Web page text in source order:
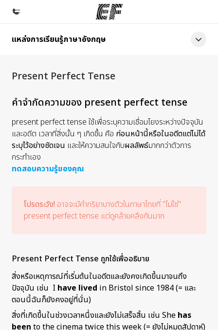
หน้าหลัก
โปรแกรม
ดูโปรแกรมทั้งหมด
สำนักงาน
ค้นหาสำนักงานที่ใกล้กับคุณ
เกี่ยวกับเรา
ประวัติองค์กร
ร่วมงานกับเรา
แหล่งการเรียนรู้ภาษาอังกฤษ
Present Perfect Tense
คำจำกัดความของ present perfect tense
present perfect tense ใช้เพื่อระบุความเชื่อมโยงระหว่างปัจจุบัน
และอดีต เวลาที่สิ่งนั้น ๆ เกิดขึ้น คือ ก่อนหน้านี้หรือในอดีตแต่ไม่ได้
ระบุไว้อย่างชัดเจน และให้ความสนใจกับผลลัพธ์มากกว่าตัวการ
กระทำเอง
ทดสอบความรู้ของคุณ
โปรดระวัง! อาจจะมีคำกริยาบางตัวในภาษาไทยที่ "ไม่ใช่"
present perfect tense แต่ดูคล้ายคลึงกันมาก
Present Perfect Tense ถูกใช้เพื่ออธิบาย
สิ่งหรือเหตุการณ์ที่เริ่มต้นในอดีตและยังคงเกิดขึ้นมาจนถึง
ปัจจุบัน เช่น I have lived in Bristol since 1984(= และ
ตอนนี้ฉันก็ยังคงอยู่ที่นั่น)
สิ่งที่เกิดขึ้นในช่วงเวลาหนึ่งและยังไม่เสร็จสิ้น เช่น She has
been to the cinema twice this week(= ยังไม่หมดสัปดาห์)